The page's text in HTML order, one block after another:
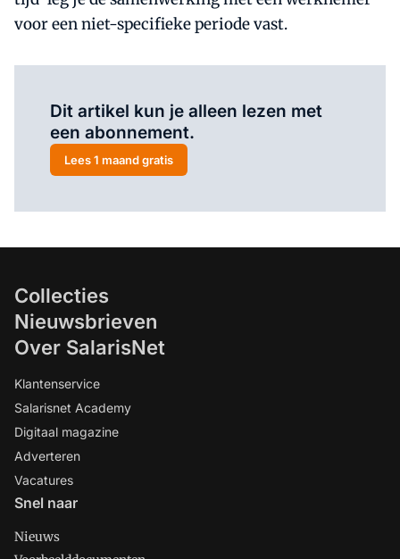
voor een niet-specifieke periode vast.
Dit artikel kun je alleen lezen met
een abonnement.
Lees 1 maand gratis
Collecties
Nieuwsbrieven
Over SalarisNet
Klantenservice
Salarisnet Academy
Digitaal magazine
Adverteren
Vacatures
Snel naar
Nieuws